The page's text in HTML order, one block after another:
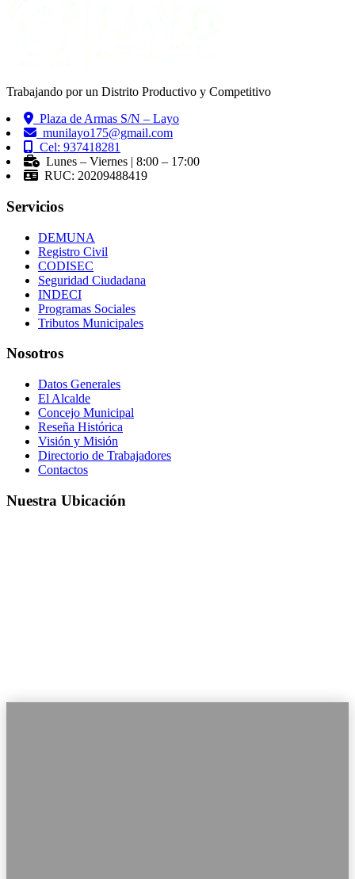
Trabajando por un Distrito Productivo y Competitivo
Plaza de Armas S/N – Layo
munilayo175@gmail.com
Cel: 937418281
Lunes – Viernes | 8:00 – 17:00
RUC: 20209488419
Servicios
DEMUNA
Registro Civil
CODISEC
Seguridad Ciudadana
INDECI
Programas Sociales
Tributos Municipales
Nosotros
Datos Generales
El Alcalde
Concejo Municipal
Reseña Histórica
Visión y Misión
Directorio de Trabajadores
Contactos
Nuestra Ubicación